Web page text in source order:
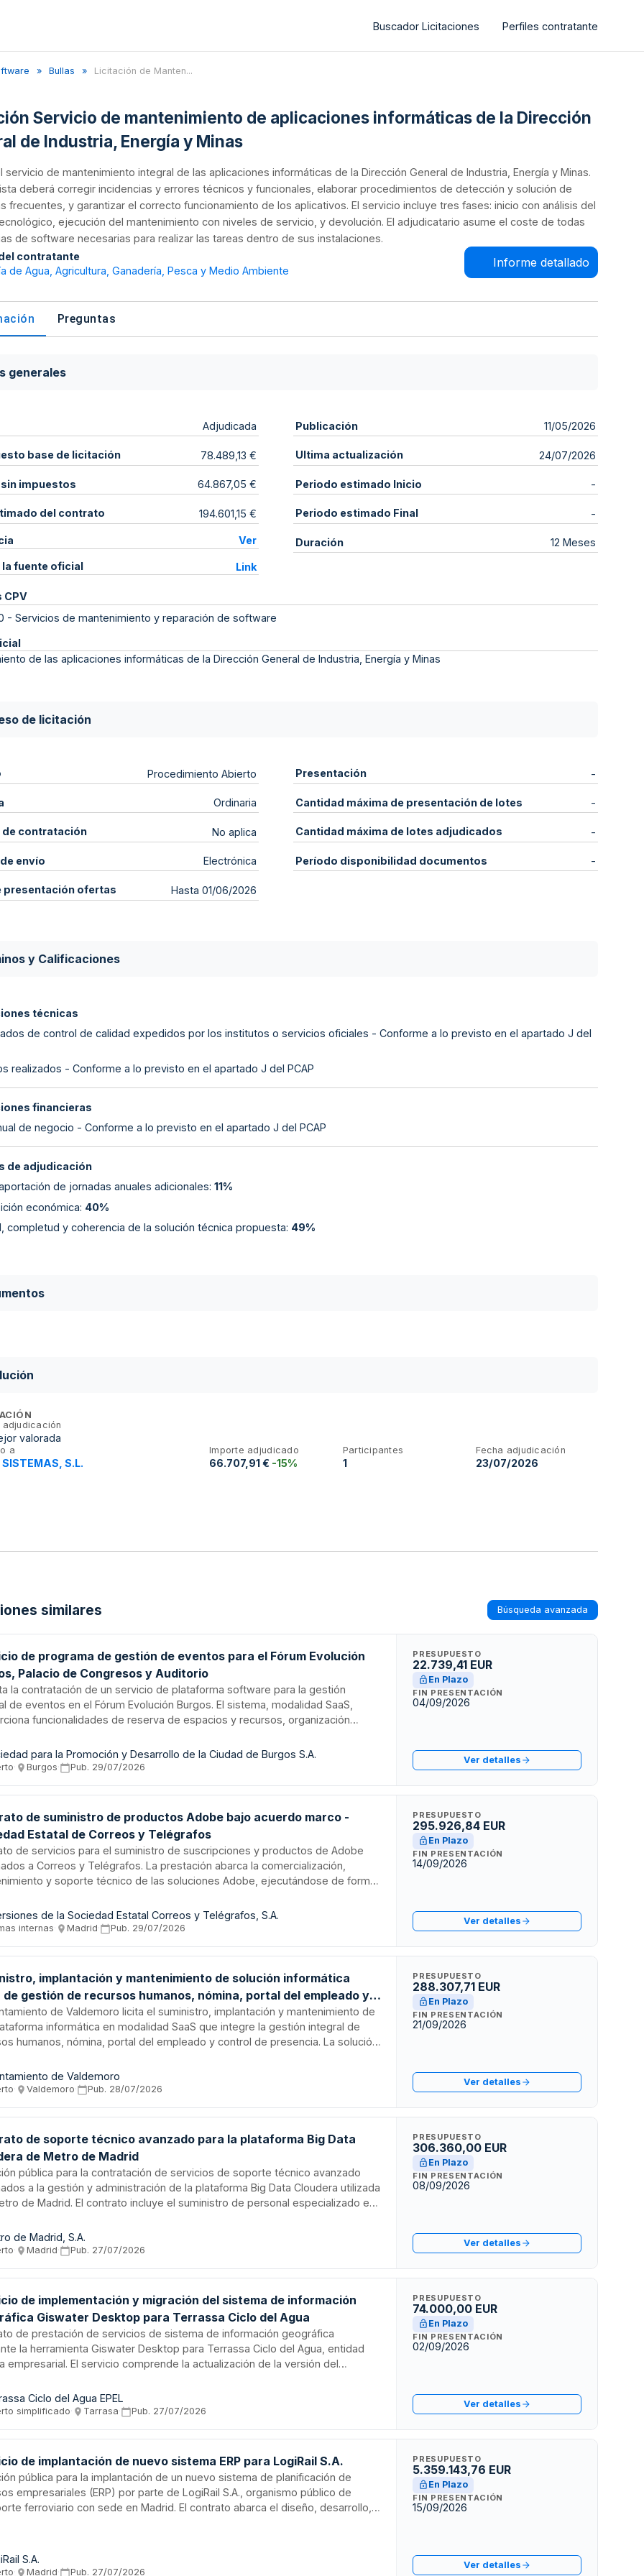
Buscador Licitaciones Perfiles contratante
Bullas Licitación de Manten...
Servicio de mantenimiento de aplicaciones informáticas de la Dirección
de Industria, Energía y Minas
servicio de mantenimiento integral de las aplicaciones informáticas de la Dirección General de Industria, Energía y Minas.
deberá corregir incidencias y errores técnicos y funcionales, elaborar procedimientos de detección y solución de
frecuentes, y garantizar el correcto funcionamiento de los aplicativos. El servicio incluye tres fases: inicio con análisis del
ejecución del mantenimiento con niveles de servicio, y devolución. El adjudicatario asume el coste de todas
de software necesarias para realizar las tareas dentro de sus instalaciones.
contratante
de Agua, Agricultura, Ganadería, Pesca y Medio Ambiente
Informe detallado
Preguntas
generales
Adjudicada
base de licitación 78.489,13 €
impuestos 64.867,05 €
del contrato 194.601,15 €
Ver
la fuente oficial Link
Publicación 11/05/2026
Ultima actualización 24/07/2026
Periodo estimado Inicio -
Periodo estimado Final -
Duración 12 Meses
CPV
- Servicios de mantenimiento y reparación de software
de las aplicaciones informáticas de la Dirección General de Industria, Energía y Minas
de licitación
Procedimiento Abierto
Ordinaria
de contratación No aplica
envío Electrónica
presentación ofertas Hasta 01/06/2026
Presentación -
Cantidad máxima de presentación de lotes -
Cantidad máxima de lotes adjudicados -
Período disponibilidad documentos -
y Calificaciones
técnicas
de control de calidad expedidos por los institutos o servicios oficiales - Conforme a lo previsto en el apartado J del
realizados - Conforme a lo previsto en el apartado J del PCAP
financieras
de negocio - Conforme a lo previsto en el apartado J del PCAP
de adjudicación
de jornadas anuales adicionales: 11%
económica: 40%
completud y coherencia de la solución técnica propuesta: 49%
valorada
a
S.L.
Importe adjudicado
66.707,91 € -15%
Participantes
1
Fecha adjudicación
23/07/2026
similares Búsqueda avanzada
de programa de gestión de eventos para el Fórum Evolución
Palacio de Congresos y Auditorio
la contratación de un servicio de plataforma software para la gestión
de eventos en el Fórum Evolución Burgos. El sistema, modalidad SaaS,
funcionalidades de reserva de espacios y recursos, organización
de calidad ISO 9000. La plataforma permite el acceso mediante navegador
control de usuarios y departamentos, facilitando el seguimiento operativo,
para la Promoción y Desarrollo de la Ciudad de Burgos S.A.
· Burgos· Pub. 29/07/2026
PRESUPUESTO
22.739,41 EUR
En Plazo
FIN PRESENTACIÓN
04/09/2026
Ver detalles
de suministro de productos Adobe bajo acuerdo marco -
Estatal de Correos y Telégrafos
de servicios para el suministro de suscripciones y productos de Adobe
a Correos y Telégrafos. La prestación abarca la comercialización,
y soporte técnico de las soluciones Adobe, ejecutándose de forma
autorizado por Adobe, con una duración de tres años desde la
de la resolución de adjudicación.
de la Sociedad Estatal Correos y Telégrafos, S.A.
internas· Madrid· Pub. 29/07/2026
PRESUPUESTO
295.926,84 EUR
En Plazo
FIN PRESENTACIÓN
14/09/2026
Ver detalles
implantación y mantenimiento de solución informática
de gestión de recursos humanos, nómina, portal del empleado y
de presencia para el Ayuntamiento de Valdemoro
de Valdemoro licita el suministro, implantación y mantenimiento de
informática en modalidad SaaS que integre la gestión integral de
humanos, nómina, portal del empleado y control de presencia. La solución
de expansión hasta 1.000 efectivos, además de gestionar un colectivo
de 4.000 personas. El sistema debe ser modular, parametrizable y
duración del contrato.
de Valdemoro
· Valdemoro· Pub. 28/07/2026
PRESUPUESTO
288.307,71 EUR
En Plazo
FIN PRESENTACIÓN
21/09/2026
Ver detalles
de soporte técnico avanzado para la plataforma Big Data
de Metro de Madrid
pública para la contratación de servicios de soporte técnico avanzado
a la gestión y administración de la plataforma Big Data Cloudera utilizada
de Madrid. El contrato incluye el suministro de personal especializado en
con cumplimiento de niveles de servicio específicos y disponibilidad de
humanos cualificados conforme a los requisitos técnicos establecidos en
de Madrid, S.A.
· Madrid· Pub. 27/07/2026
PRESUPUESTO
306.360,00 EUR
En Plazo
FIN PRESENTACIÓN
08/09/2026
Ver detalles
de implementación y migración del sistema de información
Giswater Desktop para Terrassa Ciclo del Agua
de prestación de servicios de sistema de información geográfica
la herramienta Giswater Desktop para Terrassa Ciclo del Agua, entidad
empresarial. El servicio comprende la actualización de la versión del
en entorno productivo, ajustes y optimización inicial, así como gestión
del proyecto con coordinación técnica y garantía de seguridad de la
Ciclo del Agua EPEL
simplificado· Tarrasa· Pub. 27/07/2026
PRESUPUESTO
74.000,00 EUR
En Plazo
FIN PRESENTACIÓN
02/09/2026
Ver detalles
de implantación de nuevo sistema ERP para LogiRail S.A.
pública para la implantación de un nuevo sistema de planificación de
empresariales (ERP) por parte de LogiRail S.A., organismo público de
ferroviario con sede en Madrid. El contrato abarca el diseño, desarrollo,
El importe total estimado asciende a 5.359.143,76 euros. Se requiere
comprobada en implementaciones ERP de gran envergadura en el
S.A.
· Madrid· Pub. 27/07/2026
PRESUPUESTO
5.359.143,76 EUR
En Plazo
FIN PRESENTACIÓN
15/09/2026
Ver detalles